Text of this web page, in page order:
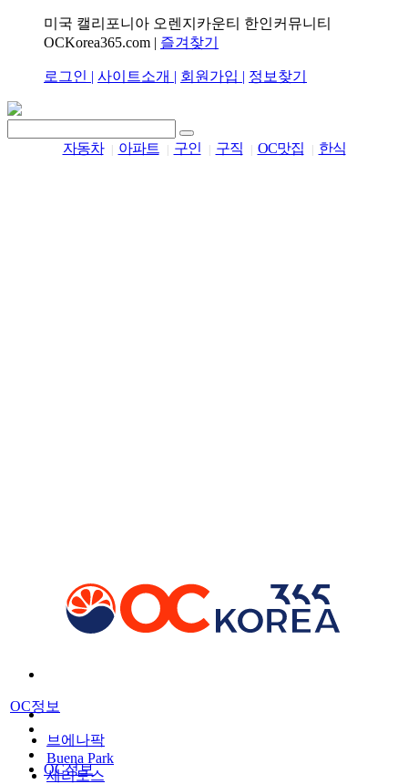
미국 캘리포니아 오렌지카운티 한인커뮤니티
OCKorea365.com | 즐겨찾기
로그인 | 사이트소개 | 회원가입 | 정보찾기
자동차 아파트 구인 구직 OC맛집 한식
OC정보
OC정보
브에나팍
Buena Park
세리토스